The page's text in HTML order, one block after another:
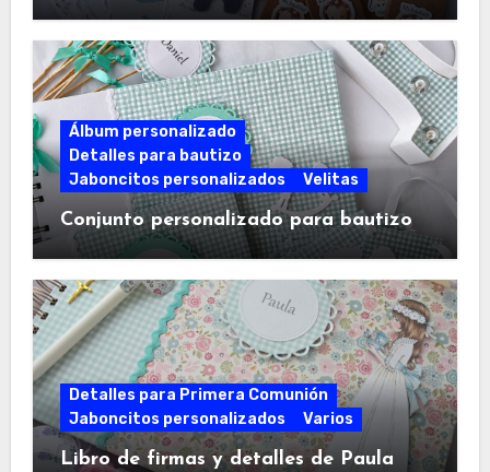
Álbum personalizado
Detalles para bautizo
Jaboncitos personalizados
Velitas
Conjunto personalizado para bautizo
Detalles para Primera Comunión
Jaboncitos personalizados
Varios
Libro de firmas y detalles de Paula